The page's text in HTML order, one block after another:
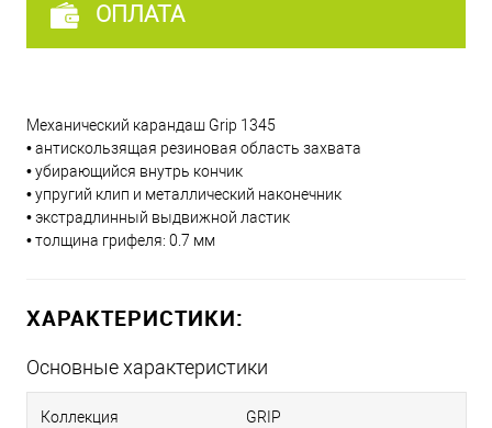
ОПЛАТА
Механический карандаш Grip 1345
• антискользящая резиновая область захвата
• убирающийся внутрь кончик
• упругий клип и металлический наконечник
• экстрадлинный выдвижной ластик
• толщина грифеля: 0.7 мм
ХАРАКТЕРИСТИКИ:
Основные характеристики
Коллекция GRIP